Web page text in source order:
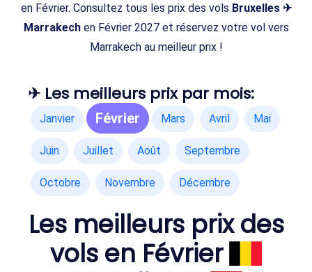
en Février. Consultez tous les prix des vols Bruxelles ✈
Marrakechen Février 2027 et réservez votre vol vers
Marrakech au meilleur prix !
✈ Les meilleurs prix par mois:
Janvier Février Mars Avril Mai
Juin Juillet Août Septembre
Octobre Novembre Décembre
Les meilleurs prix des
vols en Février